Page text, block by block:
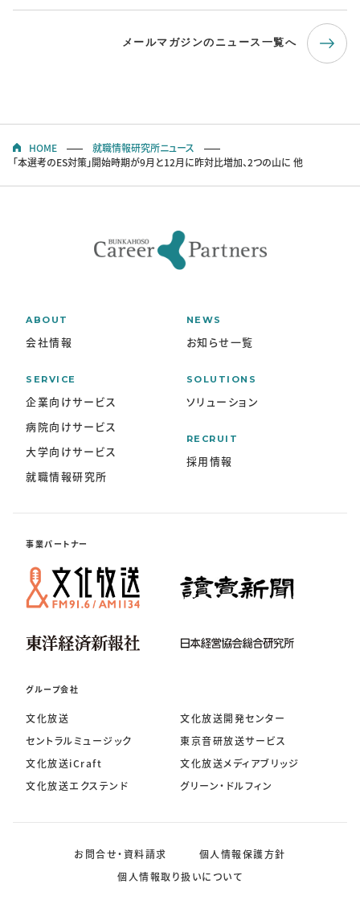
メールマガジンのニュース一覧へ
HOME
就職情報研究所ニュース
「本選考のES対策」開始時期が9月と12月に昨対比増加、2つの山に 他
ABOUT
会社情報
SERVICE
企業向けサービス
病院向けサービス
大学向けサービス
就職情報研究所
NEWS
お知らせ一覧
SOLUTIONS
ソリューション
RECRUIT
採用情報
事業パートナー
グループ会社
文化放送
文化放送開発センター
セントラルミュージック
東京音研放送サービス
文化放送iCraft
文化放送メディアブリッジ
文化放送エクステンド
グリーン・ドルフィン
お問合せ・資料請求
個人情報保護方針
個人情報取り扱いについて